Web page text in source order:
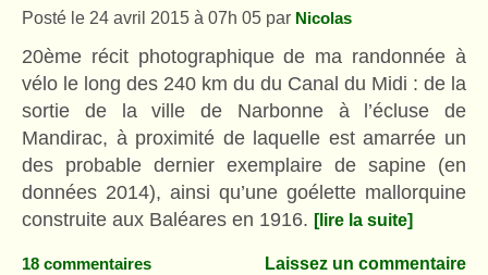
Posté le 24 avril 2015 à 07h 05 par Nicolas
20ème récit photographique de ma randonnée à
vélo le long des 240 km du du Canal du Midi : de la
sortie de la ville de Narbonne à l’écluse de
Mandirac, à proximité de laquelle est amarrée un
des probable dernier exemplaire de sapine (en
données 2014), ainsi qu’une goélette mallorquine
construite aux Baléares en 1916. [lire la suite]
18 commentaires Laissez un commentaire